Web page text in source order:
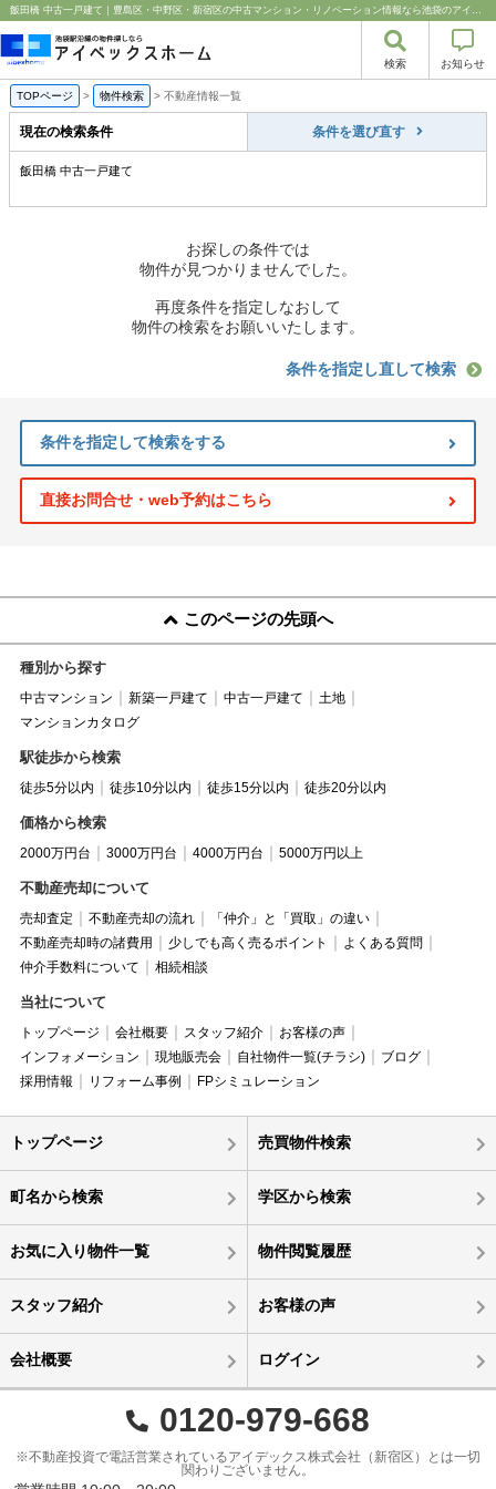
飯田橋 中古一戸建て｜豊島区・中野区・新宿区の中古マンション・リノベーション情報なら池袋のアイベックスホーム！
検索 お知らせ
TOPページ > 物件検索 > 不動産情報一覧
現在の検索条件 条件を選び直す
飯田橋 中古一戸建て
お探しの条件では
物件が見つかりませんでした。
再度条件を指定しなおして
物件の検索をお願いいたします。
条件を指定し直して検索
条件を指定して検索をする
直接お問合せ・web予約はこちら
このページの先頭へ
種別から探す
中古マンション 新築一戸建て 中古一戸建て
土地
マンションカタログ
駅徒歩から検索
徒歩5分以内 徒歩10分以内 徒歩15分以内 徒歩20分以内
価格から検索
2000万円台 3000万円台 4000万円台 5000万円以上
不動産売却について
売却査定 不動産売却の流れ
「仲介」と「買取」の違い
不動産売却時の諸費用
少しでも高く売るポイント
よくある質問
仲介手数料について
相続相談
当社について
トップページ 会社概要 スタッフ紹介
お客様の声
インフォメーション
現地販売会 自社物件一覧(チラシ)
ブログ
採用情報
リフォーム事例 FPシミュレーション
トップページ 売買物件検索
町名から検索 学区から検索
お気に入り物件一覧 物件閲覧履歴
スタッフ紹介 お客様の声
会社概要 ログイン
0120-979-668
※不動産投資で電話営業されているアイデックス株式会社（新宿区）とは一切
関わりございません。